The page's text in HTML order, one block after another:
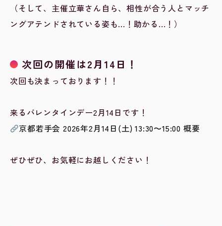
（そして、主催立華さん自ら、相性が合う人とマッチ
ングアテンドされている姿も...！助かる...！）
次回の開催は2月14日！
次回も決まっております！！
来るバレンタインデー2月14日です！
京都若手会 2026年2月14日(土) 13:30〜15:00 概要
ぜひぜひ、お気軽にお越しください！